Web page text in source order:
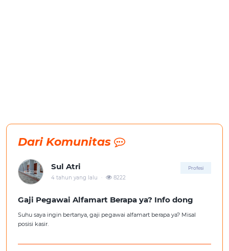
Dari Komunitas
Sul Atri Profesi
4 tahun yang lalu . 8222
Gaji Pegawai Alfamart Berapa ya? Info dong
Suhu saya ingin bertanya, gaji pegawai alfamart berapa ya? Misal
posisi kasir.